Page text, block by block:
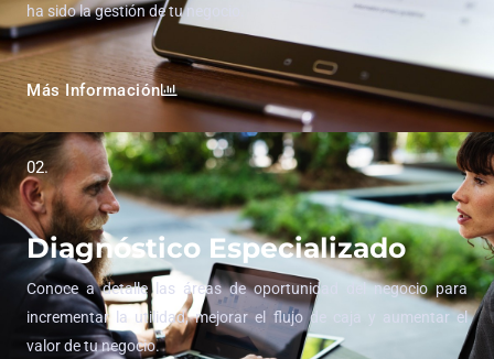
ha sido la gestión de tu negocio.
Más Información
02.
Diagnóstico Especializado
Conoce a detalle las áreas de oportunidad del negocio para
incrementar la utilidad, mejorar el flujo de caja y aumentar el
valor de tu negocio.